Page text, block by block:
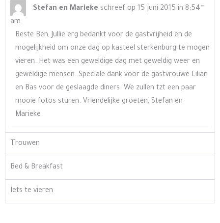
Stefan en Marieke schreef op 15 juni 2015 in 8:54
am
Beste Ben, Jullie erg bedankt voor de gastvrijheid en de
mogelijkheid om onze dag op kasteel sterkenburg te mogen
vieren. Het was een geweldige dag met geweldig weer en
geweldige mensen. Speciale dank voor de gastvrouwe Lilian
en Bas voor de geslaagde diners. We zullen tzt een paar
mooie fotos sturen. Vriendelijke groeten, Stefan en
Marieke
…
Trouwen
Bed & Breakfast
Iets te vieren